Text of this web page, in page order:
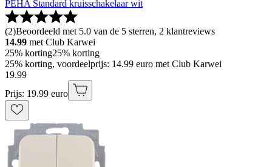
PEHA Standard kruisschakelaar wit
(2)Beoordeeld met 5.0 van de 5 sterren, 2 klantreviews
14.99 met Club Karwei
25% korting25% korting
25% korting, voordeelprijs: 14.99 euro met Club Karwei
19.99
Prijs: 19.99 euro